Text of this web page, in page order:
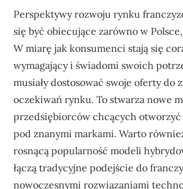
Perspektywy rozwoju rynku
się być obiecujące zarówno w
W miarę jak konsumenci stają się
wymagający i świadomi swoich
musiały dostosować swoje oferty do
oczekiwań rynku. To stwarza nowe
przedsiębiorców chcących otworzyć
pod znanymi markami. Warto
rosnącą popularność modeli
łączą tradycyjne podejście do
nowoczesnymi rozwiązaniami